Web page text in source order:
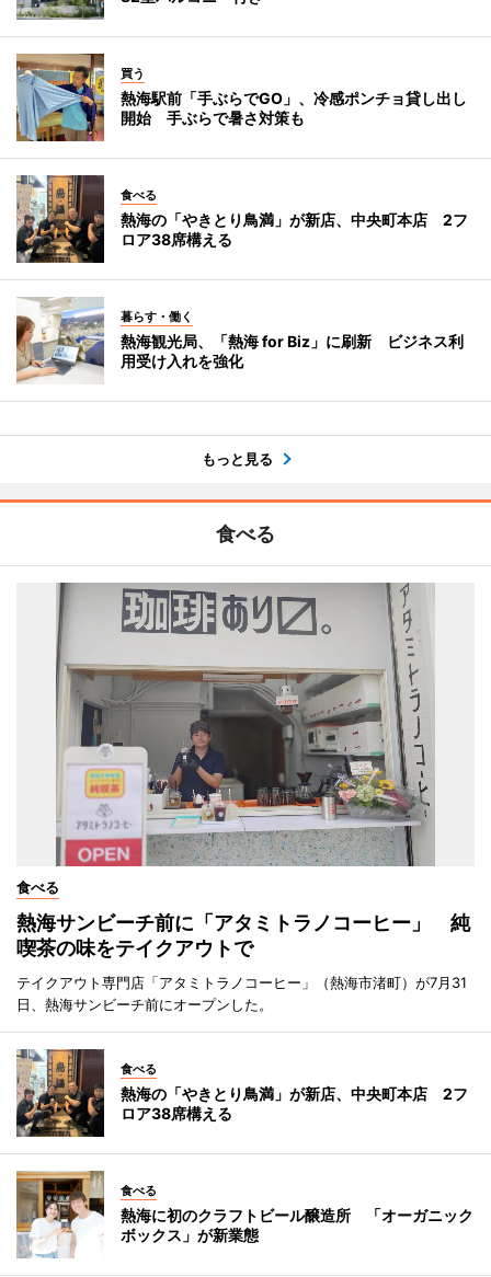
買う
熱海駅前「手ぶらでGO」、冷感ポンチョ貸し出し
開始 手ぶらで暑さ対策も
食べる
熱海の「やきとり鳥満」が新店、中央町本店 2フ
ロア38席構える
暮らす・働く
熱海観光局、「熱海 for Biz」に刷新 ビジネス利
用受け入れを強化
もっと見る
食べる
食べる
熱海サンビーチ前に「アタミトラノコーヒー」 純
喫茶の味をテイクアウトで
テイクアウト専門店「アタミトラノコーヒー」（熱海市渚町）が7月31
日、熱海サンビーチ前にオープンした。
食べる
熱海の「やきとり鳥満」が新店、中央町本店 2フ
ロア38席構える
食べる
熱海に初のクラフトビール醸造所 「オーガニック
ボックス」が新業態